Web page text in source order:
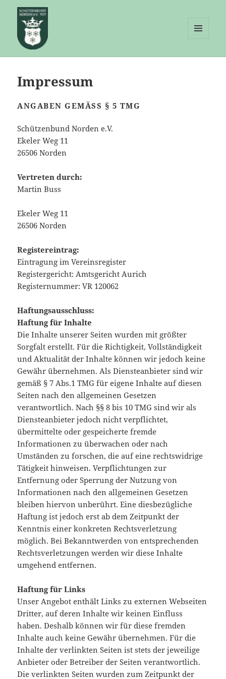
WIDGETS
Impressum
ANGABEN GEMÄSS § 5 TMG
Schützenbund Norden e.V.
Ekeler Weg 11
26506 Norden
Vertreten durch:
Martin Buss
Ekeler Weg 11
26506 Norden
Registereintrag:
Eintragung im Vereinsregister
Registergericht: Amtsgericht Aurich
Registernummer: VR 120062
Haftungsausschluss:
Haftung für Inhalte
Die Inhalte unserer Seiten wurden mit größter
Sorgfalt erstellt. Für die Richtigkeit, Vollständigkeit
und Aktualität der Inhalte können wir jedoch keine
Gewähr übernehmen. Als Diensteanbieter sind wir
gemäß § 7 Abs.1 TMG für eigene Inhalte auf diesen
Seiten nach den allgemeinen Gesetzen
verantwortlich. Nach §§ 8 bis 10 TMG sind wir als
Diensteanbieter jedoch nicht verpflichtet,
übermittelte oder gespeicherte fremde
Informationen zu überwachen oder nach
Umständen zu forschen, die auf eine rechtswidrige
Tätigkeit hinweisen. Verpflichtungen zur
Entfernung oder Sperrung der Nutzung von
Informationen nach den allgemeinen Gesetzen
bleiben hiervon unberührt. Eine diesbezügliche
Haftung ist jedoch erst ab dem Zeitpunkt der
Kenntnis einer konkreten Rechtsverletzung
möglich. Bei Bekanntwerden von entsprechenden
Rechtsverletzungen werden wir diese Inhalte
umgehend entfernen.
Haftung für Links
Unser Angebot enthält Links zu externen Webseiten
Dritter, auf deren Inhalte wir keinen Einfluss
haben. Deshalb können wir für diese fremden
Inhalte auch keine Gewähr übernehmen. Für die
Inhalte der verlinkten Seiten ist stets der jeweilige
Anbieter oder Betreiber der Seiten verantwortlich.
Die verlinkten Seiten wurden zum Zeitpunkt der